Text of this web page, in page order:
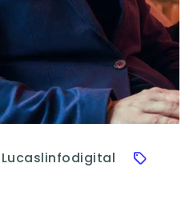
Lucaslinfodigital